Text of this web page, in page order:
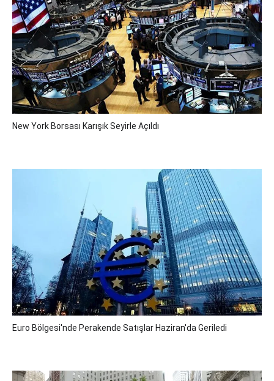
New York Borsası Karışık Seyirle Açıldı
Euro Bölgesi'nde Perakende Satışlar Haziran'da Geriledi